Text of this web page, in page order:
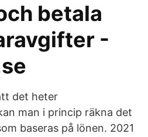
betala
-
det heter
man i princip räkna det
baseras på lönen. 2021